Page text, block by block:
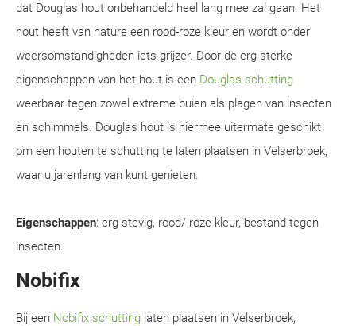
dat Douglas hout onbehandeld heel lang mee zal gaan. Het
hout heeft van nature een rood-roze kleur en wordt onder
weersomstandigheden iets grijzer. Door de erg sterke
eigenschappen van het hout is een Douglas schutting
weerbaar tegen zowel extreme buien als plagen van insecten
en schimmels. Douglas hout is hiermee uitermate geschikt
om een houten te schutting te laten plaatsen in Velserbroek,
waar u jarenlang van kunt genieten.
Eigenschappen: erg stevig, rood/ roze kleur, bestand tegen
insecten.
Nobifix
Bij een Nobifix schutting laten plaatsen in Velserbroek,